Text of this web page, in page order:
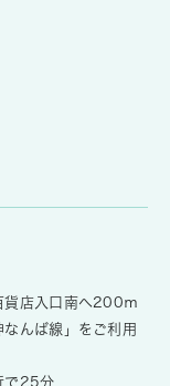
貨店入口南へ200ｍ
なんば線」をご利用
で25分